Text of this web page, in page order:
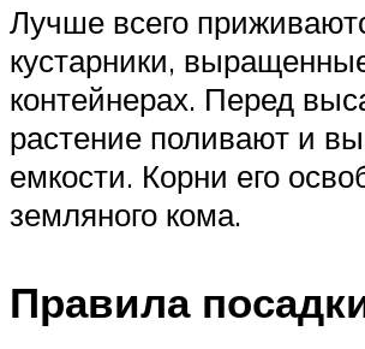
Лучше всего
кустарники,
контейнерах. Перед
растение поливают и
емкости. Корни его
земляного кома.
Правила